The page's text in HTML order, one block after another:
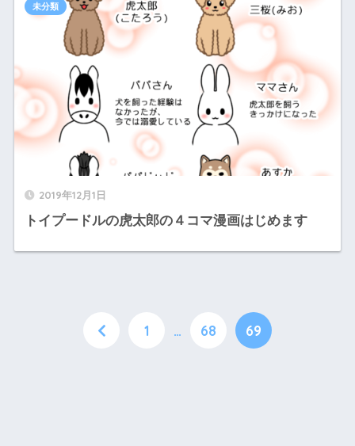
2019年12月1日
トイプードルの虎太郎の４コマ漫画はじめます
未分類
1 … 68 69